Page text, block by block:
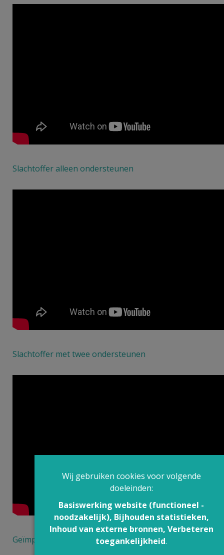
Slachtoffer alleen ondersteunen
Slachtoffer met twee ondersteunen
Geïmproviseerde stoel maken
Wij gebruiken cookies voor volgende
doeleinden:
Basiswerking website (functioneel -
noodzakelijk), Bijhouden statistieken,
Inhoud van externe bronnen, Verbeteren
toegankelijkheid.